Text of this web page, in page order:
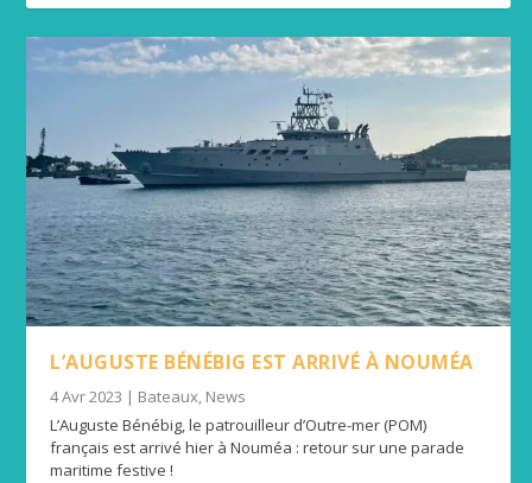
L’AUGUSTE BÉNÉBIG EST ARRIVÉ À NOUMÉA
4 Avr 2023 | Bateaux, News
L’Auguste Bénébig, le patrouilleur d’Outre-mer (POM)
français est arrivé hier à Nouméa : retour sur une parade
maritime festive !